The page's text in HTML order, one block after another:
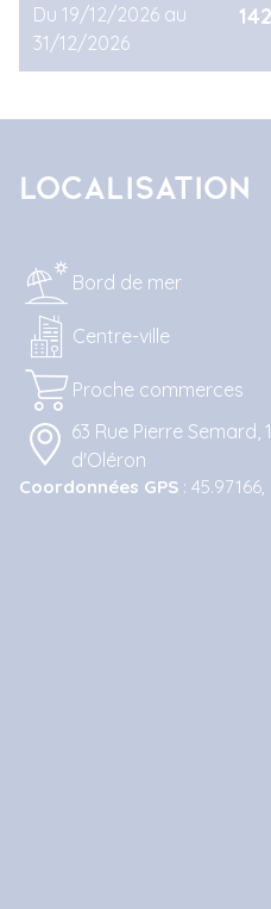
Du 19/12/2026 au
31/12/2026
Localisation
Bord de mer
Centre-ville
Proche commerces
63 Rue Pierre Semard,
d'Oléron
Coordonnées GPS :